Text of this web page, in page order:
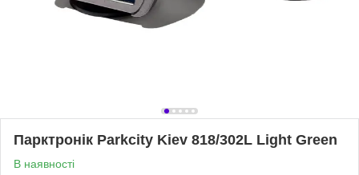
Парктронік Parkcity Kiev 818/302L Light Green
В наявності